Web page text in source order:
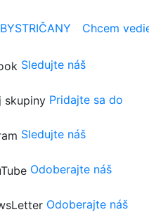
BYSTRIČANY Chcem
Sledujte náš
Pridajte sa do
Sledujte náš
Odoberajte náš
Odoberajte náš